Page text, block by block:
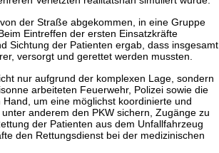
der Straße abgekommen, in eine Gruppe
Eintreffen der ersten Einsatzkräfte
Sichtung der Patienten ergab, dass insgesamt
versorgt und gerettet werden mussten.
nur aufgrund der komplexen Lage, sondern
arbeiteten Feuerwehr, Polizei sowie die
um eine möglichst koordinierte und
anderem den PKW sichern, Zugänge zu
der Patienten aus dem Unfallfahrzeug
den Rettungsdienst bei der medizinischen